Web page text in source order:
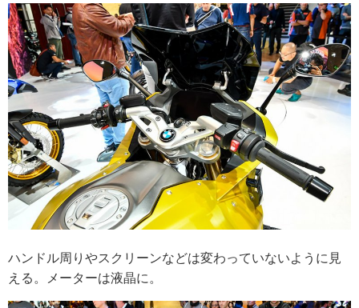
ハンドル周りやスクリーンなどは変わっていないように見
える。メーターは液晶に。